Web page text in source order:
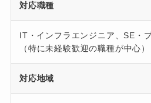
対応職種
IT・インフラエンジニア、SE・
（特に未経験歓迎の職種が中心）
対応地域